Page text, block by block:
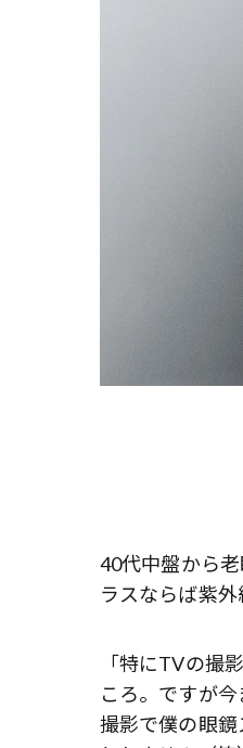
40代中盤から
ラスならば紫
「特にTVの撮
ころ。ですが
撮影で僕の眼